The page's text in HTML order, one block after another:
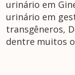
urinário em
urinário em
transgêneros,
dentre muitos